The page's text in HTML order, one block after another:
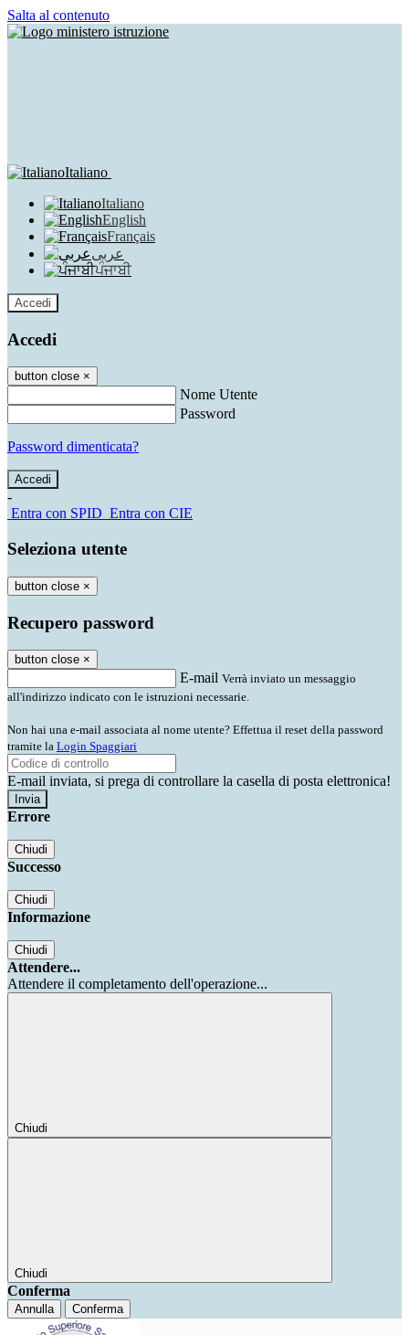
Salta al contenuto
Italiano
Italiano
English
Français
عربى
ਪੰਜਾਬੀ
Accedi
Accedi
button close ×
Nome Utente
Password
Password dimenticata?
-
Entra con SPID Entra con CIE
Seleziona utente
button close ×
Recupero password
button close ×
E-mail Verrà inviato un messaggio
all'indirizzo indicato con le istruzioni necessarie.
Non hai una e-mail associata al nome utente? Effettua il reset della password
tramite la Login Spaggiari
E-mail inviata, si prega di controllare la casella di posta elettronica!
Errore
Chiudi
Successo
Chiudi
Informazione
Chiudi
Attendere...
Attendere il completamento dell'operazione...
Chiudi
Chiudi
Conferma
Annulla Conferma